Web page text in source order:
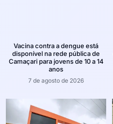
Vacina contra a dengue está
disponível na rede pública de
Camaçari para jovens de 10 a 14
anos
7 de agosto de 2026